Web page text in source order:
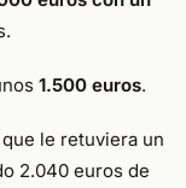
1.500 euros.
le retuviera un
2.040 euros de